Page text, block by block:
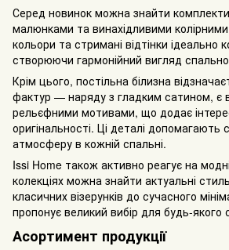
Серед новинок можна знайти
малюнками та винахідливими
кольори та стримані відтінки ідеально
створюючи гармонійний вигляд
Крім цього, постільна білизна
фактур — наряду з гладким сатином, є
рельєфними мотивами, що додає
оригінальності. Ці деталі
атмосферу в кожній спальні.
Issi Home також активно реагує на
колекціях можна знайти актуальні
класичних візерунків до сучасного
пропонує великий вибір для будь-якого
Асортимент продукції